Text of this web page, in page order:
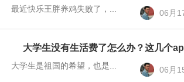
长
录
最近快乐王胖养鸡失败了，... 06月
赚
钱
大学生没有生活费了怎么办？这几个
大学生是祖国的希望，也是... 06月